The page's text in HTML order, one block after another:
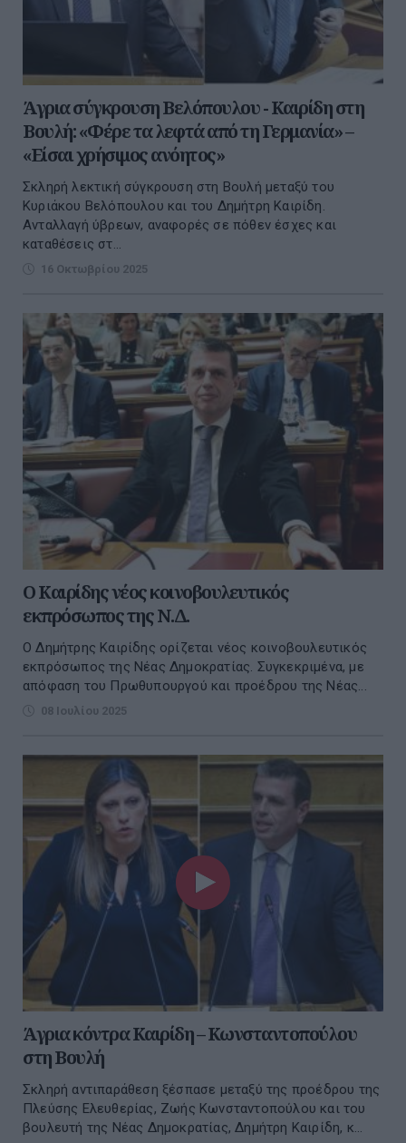
Άγρια σύγκρουση Βελόπουλου - Καιρίδη στη
Βουλή: «Φέρε τα λεφτά από τη Γερμανία» –
«Είσαι χρήσιμος ανόητος»
Σκληρή λεκτική σύγκρουση στη Βουλή μεταξύ του
Κυριάκου Βελόπουλου και του Δημήτρη Καιρίδη.
Ανταλλαγή ύβρεων, αναφορές σε πόθεν έσχες και
καταθέσεις στ...
16 Οκτωβρίου 2025
Ο Καιρίδης νέος κοινοβουλευτικός
εκπρόσωπος της Ν.Δ.
Ο Δημήτρης Καιρίδης ορίζεται νέος κοινοβουλευτικός
εκπρόσωπος της Νέας Δημοκρατίας. Συγκεκριμένα, με
απόφαση του Πρωθυπουργού και προέδρου της Νέας...
08 Ιουλίου 2025
Άγρια κόντρα Καιρίδη – Κωνσταντοπούλου
στη Βουλή
Σκληρή αντιπαράθεση ξέσπασε μεταξύ της προέδρου της
Πλεύσης Ελευθερίας, Ζωής Κωνσταντοπούλου και του
βουλευτή της Νέας Δημοκρατίας, Δημήτρη Καιρίδη, κ...